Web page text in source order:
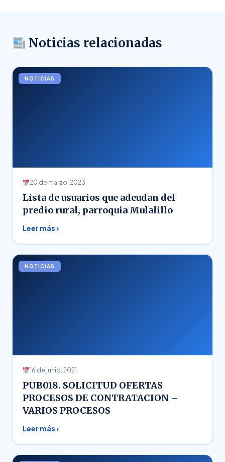
Noticias relacionadas
NOTICIAS
20 de marzo, 2023
Lista de usuarios que adeudan del
predio rural, parroquia Mulalillo
Leer más ›
NOTICIAS
16 de junio, 2021
PUB018. SOLICITUD OFERTAS
PROCESOS DE CONTRATACION –
VARIOS PROCESOS
Leer más ›